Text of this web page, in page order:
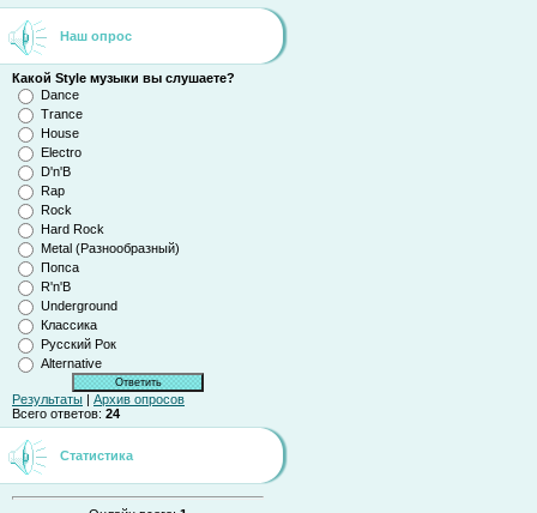
Наш опрос
Какой Style музыки вы слушаете?
Dance
Trance
House
Electro
D'n'B
Rap
Rock
Hard Rock
Metal (Разнообразный)
Попса
R'n'B
Underground
Классика
Русский Рок
Alternative
Результаты | Архив опросов
Всего ответов: 24
Статистика